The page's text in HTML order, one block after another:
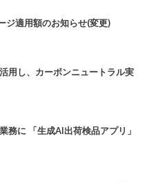
適用額のお知らせ(変更)
用し、カーボンニュートラル実
務に 「生成AI出荷検品アプリ」